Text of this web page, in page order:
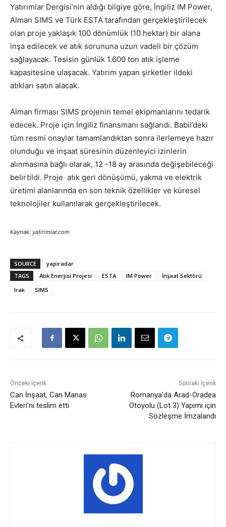
Yatırımlar Dergisi’nin aldığı bilgiye göre, İngiliz IM Power,
Alman SIMS ve Türk ESTA tarafından gerçekleştirilecek
olan proje yaklaşık 100 dönümlük (10 hektar) bir alana
inşa edilecek ve atık sorununa uzun vadeli bir çözüm
sağlayacak. Tesisin günlük 1.600 ton atık işleme
kapasitesine ulaşacak. Yatırım yapan şirketler ildeki
atıkları satın alacak.
Alman firması SIMS projenin temel ekipmanlarını tedarik
edecek. Proje için İngiliz finansmanı sağlandı. Babil’deki
tüm resmi onaylar tamamlandıktan sonra ilerlemeye hazır
olunduğu ve inşaat süresinin düzenleyici izinlerin
alınmasına bağlı olarak, 12 -18 ay arasında değişebileceği
belirtildi. Proje atık geri dönüşümü, yakma ve elektrik
üretimi alanlarında en son teknik özellikler ve küresel
teknolojiler kullanılarak gerçekleştirilecek.
Kaynak: yatirimlar.com
SOURCE
yapiradar
TAGS
Atık Enerjisi Projesi ESTA IM Power
İnşaat Sektörü
Irak
SIMS
Önceki İçerik
Can İnşaat, Can Manas
Evleri’ni teslim etti
Sonraki İçerik
Romanya’da Arad-Oradea
Otoyolu (Lot 3) Yapımı için
Sözleşme İmzalandı